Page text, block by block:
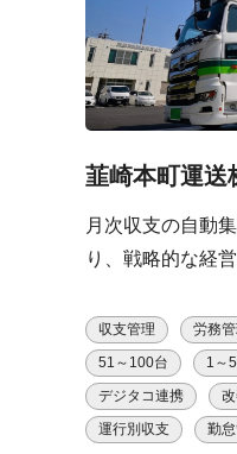
韮崎本町運送
月次収支の自動
り、戦略的な経
収支管理 労務
51～100台
1～
デジタコ連携
運行別収支
勤